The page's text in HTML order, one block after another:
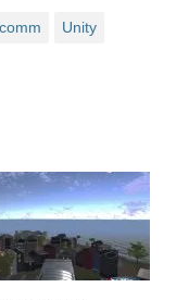
Unity